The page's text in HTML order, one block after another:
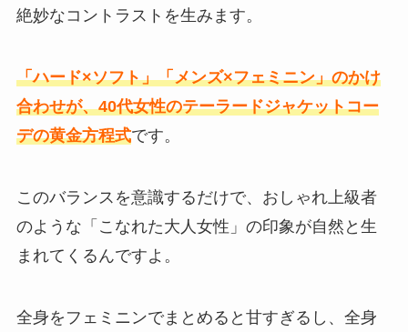
絶妙なコントラストを生みます。
「ハード×ソフト」「メンズ×フェミニン」のかけ
合わせが、40代女性のテーラードジャケットコー
デの黄金方程式です。
このバランスを意識するだけで、おしゃれ上級者
のような「こなれた大人女性」の印象が自然と生
まれてくるんですよ。
全身をフェミニンでまとめると甘すぎるし、全身